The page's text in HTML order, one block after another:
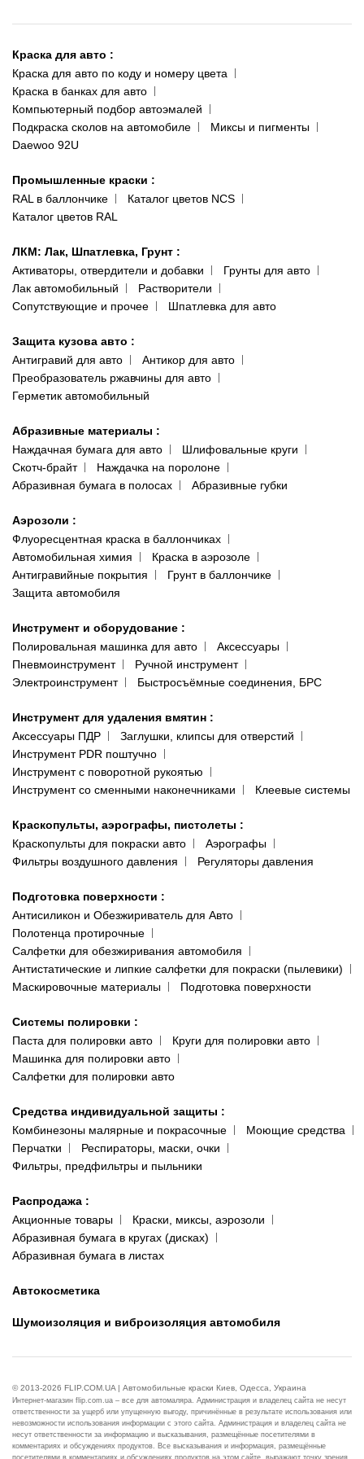
093 611-39-23
(ориентир: Интайм №40)
Одесса
пр-т Акад. Глушко, 29
066 554-97-70
Доставка и оплата
Сотрудничество
Наши публикации
Публичная оферта
Политика конфиденциальности
Краска для авто :
Краска для авто по коду и номеру цвета
Краска в банках для авто
Компьютерный подбор автоэмалей
Подкраска сколов на автомобиле
Миксы и пигменты
Daewoo 92U
Промышленные краски :
RAL в баллончике
Каталог цветов NCS
Каталог цветов RAL
ЛКМ: Лак, Шпатлевка, Грунт :
Активаторы, отвердители и добавки
Грунты для авто
Лак автомобильный
Растворители
Сопутствующие и прочее
Шпатлевка для авто
Защита кузова авто :
Антигравий для авто
Антикор для авто
Преобразователь ржавчины для авто
Герметик автомобильный
Абразивные материалы :
Наждачная бумага для авто
Шлифовальные круги
Скотч-брайт
Наждачка на поролоне
Абразивная бумага в полосах
Абразивные губки
Аэрозоли :
Флуоресцентная краска в баллончиках
Автомобильная химия
Краска в аэрозоле
Антигравийные покрытия
Грунт в баллончике
Защита автомобиля
Инструмент и оборудование :
Полировальная машинка для авто
Аксессуары
Пневмоинструмент
Ручной инструмент
Электроинструмент
Быстросъёмные соединения, БРС
Инструмент для удаления вмятин :
Аксессуары ПДР
Заглушки, клипсы для отверстий
Инструмент PDR поштучно
Инструмент с поворотной рукоятью
Инструмент со сменными наконечниками
Клеевые системы
Краскопульты, аэрографы, пистолеты :
Краскопульты для покраски авто
Аэрографы
Фильтры воздушного давления
Регуляторы давления
Подготовка поверхности :
Антисиликон и Обезжириватель для Авто
Полотенца протирочные
Салфетки для обезжиривания автомобиля
Антистатические и липкие салфетки для покраски (пылевики)
Маскировочные материалы
Подготовка поверхности
Системы полировки :
Паста для полировки авто
Круги для полировки авто
Машинка для полировки авто
Салфетки для полировки авто
Средства индивидуальной защиты :
Комбинезоны малярные и покрасочные
Моющие средства
Перчатки
Респираторы, маски, очки
Фильтры, предфильтры и пыльники
Распродажа :
Акционные товары
Краски, миксы, аэрозоли
Абразивная бумага в кругах (дисках)
Абразивная бумага в листах
Автокосметика
Шумоизоляция и виброизоляция автомобиля
© 2013-2026 FLIP.COM.UA | Автомобильные краски Киев, Одесса, Украина
Интернет-магазин flip.com.ua – все для автомаляра. Администрация и владелец сайта не несут
ответственности за ущерб или упущенную выгоду, причинённые в результате использования или
невозможности использования информации с этого сайта. Администрация и владелец сайта не
несут ответственности за информацию и высказывания, размещённые посетителями в
комментариях и обсуждениях продуктов. Все высказывания и информация, размещённые
посетителями в комментариях и обсуждениях продуктов на этом сайте, выражают точку зрения